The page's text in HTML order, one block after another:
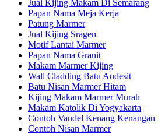
Jual Kijing Makam Di Semarang
Papan Nama Meja Kerja
Patung Marmer
Jual Kijing Sragen
Motif Lantai Marmer
Papan Nama Granit
Makam Marmer Kijing
Wall Cladding Batu Andesit
Batu Nisan Marmer Hitam
Kijing Makam Marmer Murah
Makam Katolik Di Yogyakarta
Contoh Vandel Kenang Kenangan
Contoh Nisan Marmer